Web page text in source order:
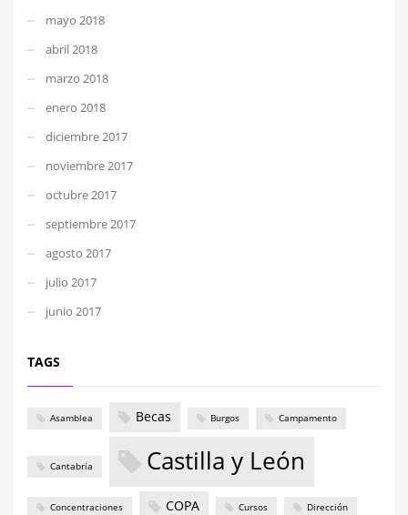
mayo 2018
abril 2018
marzo 2018
enero 2018
diciembre 2017
noviembre 2017
octubre 2017
septiembre 2017
agosto 2017
julio 2017
junio 2017
TAGS
Asamblea Becas Burgos Campamento
Cantabria Castilla y León
Concentraciones COPA Cursos Dirección